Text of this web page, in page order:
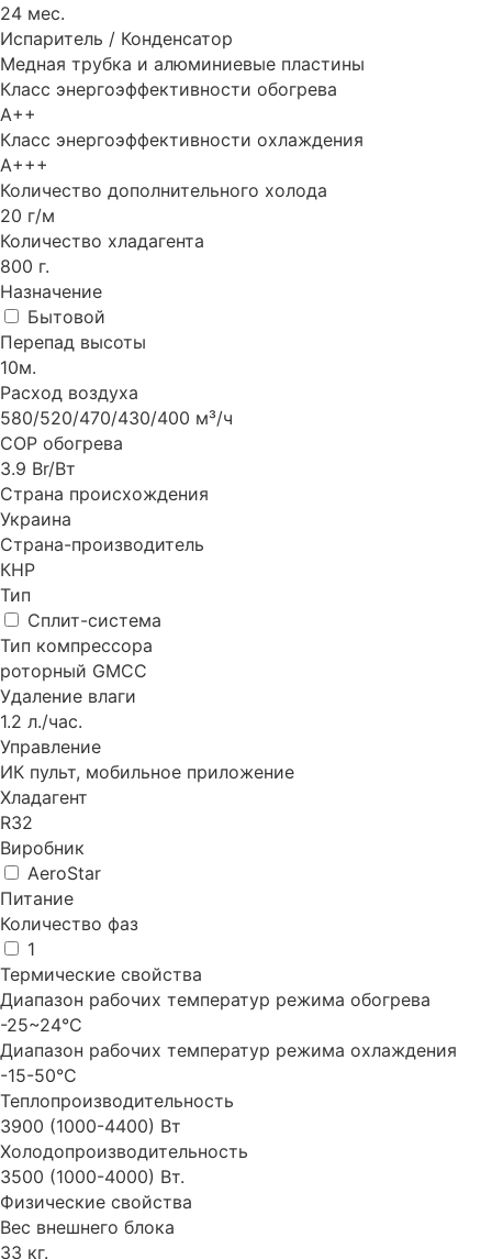
24 мес.
Испаритель / Конденсатор
Медная трубка и алюминиевые пластины
Класс энергоэффективности обогрева
A++
Класс энергоэффективности охлаждения
A+++
Количество дополнительного холода
20 г/м
Количество хладагента
800 г.
Назначение
Бытовой
Перепад высоты
10м.
Расход воздуха
580/520/470/430/400 м³/ч
СОР обогрева
3.9 Br/Bт
Страна происхождения
Украина
Страна-производитель
КНР
Тип
Сплит-система
Тип компрессора
роторный GMCC
Удаление влаги
1.2 л./час.
Управление
ИК пульт, мобильное приложение
Хладагент
R32
Виробник
AeroStar
Питание
Количество фаз
1
Термические свойства
Диапазон рабочих температур режима обогрева
-25~24°С
Диапазон рабочих температур режима охлаждения
-15-50°С
Теплопроизводительность
3900 (1000-4400) Вт
Холодопроизводительность
3500 (1000-4000) Вт.
Физические свойства
Вес внешнего блока
33 кг.